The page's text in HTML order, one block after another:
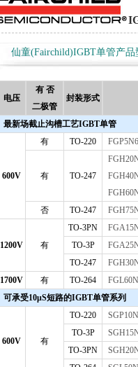
仙童(Fairchild)IGBT单管产
电压
有 否
二极管
封装形式
最新场截止沟槽工艺IGBT单管
600V
有 TO-220
有 TO-247
否
TO-247
1200V 有
TO-3PN
TO-3P
TO-247
1700V
有 TO-264
可承受10μS短路的IGBT单管系列
600V 有
TO-220
TO-3P
TO-3PN